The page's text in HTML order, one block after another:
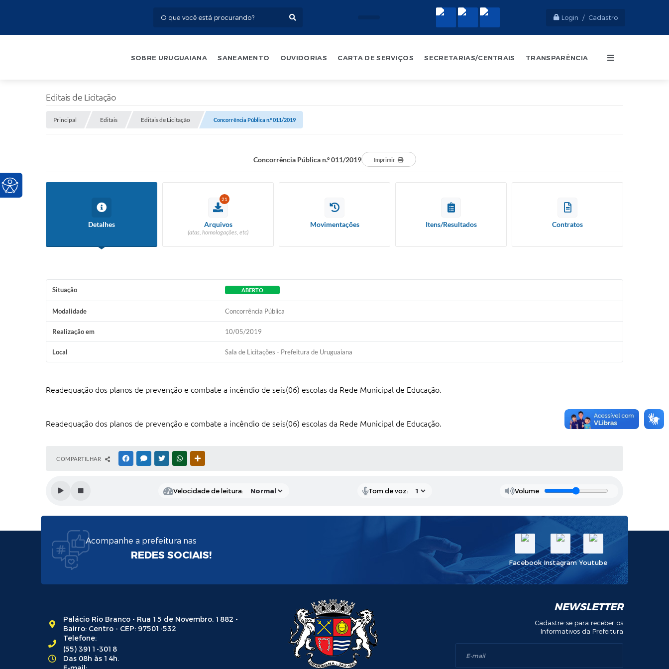
Login / Cadastro
SOBRE URUGUAIANA SANEAMENTO OUVIDORIAS CARTA DE SERVIÇOS SECRETARIAS/CENTRAIS TRANSPARÊNCIA
Editais de Licitação
Principal Editais Editais de Licitação Concorrência Pública n.º 011/2019
Concorrência Pública n.º 011/2019 Imprimir
Detalhes
21
Arquivos
(atas, homologações, etc)
Movimentações Itens/Resultados Contratos
Situação ABERTO
Modalidade Concorrência Pública
Realização em 10/05/2019
Local Sala de Licitações - Prefeitura de Uruguaiana
Readequação dos planos de prevenção e combate a incêndio de seis(06) escolas da Rede Municipal de Educação.
Readequação dos planos de prevenção e combate a incêndio de seis(06) escolas da Rede Municipal de Educação.
COMPARTILHAR FACEBOOKMESSENGER
TWITTERWHATSAPP
Velocidade de leitura: Tom de voz: Volume
Acompanhe a prefeitura nas
REDES SOCIAIS!
Facebook Instagram Youtube
Palácio Rio Branco - Rua 15 de Novembro, 1882 -
Bairro: Centro - CEP: 97501-532
Telefone:
(55) 3911-3018
Das 08h às 14h.
NEWSLETTER
Cadastre-se para receber os
Informativos da Prefeitura